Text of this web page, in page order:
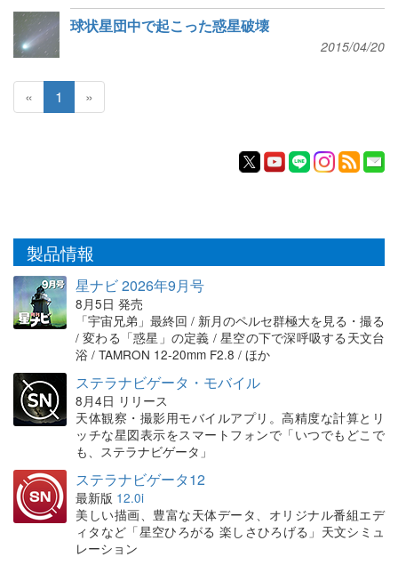
球状星団中で起こった惑星破壊
2015/04/20
« 1 »
製品情報
星ナビ 2026年9月号
8月5日 発売
「宇宙兄弟」最終回 / 新月のペルセ群極大を見る・撮る
/ 変わる「惑星」の定義 / 星空の下で深呼吸する天文台
浴 / TAMRON 12-20mm F2.8 / ほか
ステラナビゲータ・モバイル
8月4日 リリース
天体観察・撮影用モバイルアプリ。高精度な計算とリ
ッチな星図表示をスマートフォンで「いつでもどこで
も、ステラナビゲータ」
ステラナビゲータ12
最新版 12.0i
美しい描画、豊富な天体データ、オリジナル番組エデ
ィタなど「星空ひろがる 楽しさひろげる」天文シミュ
レーション